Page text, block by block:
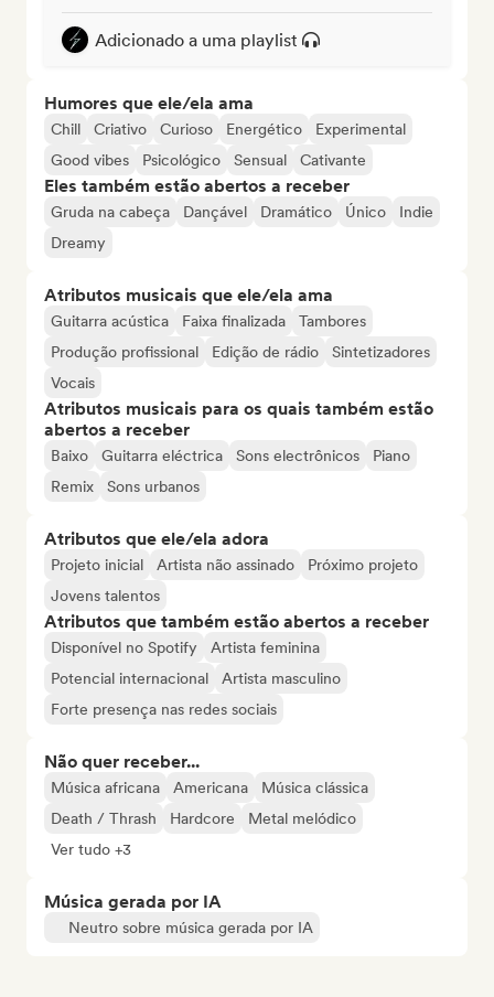
Adicionado a uma playlist
Humores que ele/ela ama
Chill Criativo Curioso Energético
Experimental
Good vibes
Psicológico Sensual Cativante
Eles também estão abertos a receber
Gruda na cabeça Dançável Dramático Único
Indie
Dreamy
Atributos musicais que ele/ela ama
Guitarra acústica Faixa finalizada
Tambores
Produção profissional
Edição de rádio
Sintetizadores
Vocais
Atributos musicais para os quais também estão
abertos a receber
Baixo Guitarra eléctrica Sons electrônicos
Piano
Remix
Sons urbanos
Atributos que ele/ela adora
Projeto inicial Artista não assinado
Próximo projeto
Jovens talentos
Atributos que também estão abertos a receber
Disponível no Spotify
Artista feminina
Potencial internacional
Artista masculino
Forte presença nas redes sociais
Não quer receber...
Música africana Americana
Música clássica
Death / Thrash
Hardcore
Metal melódico
Ver tudo +3
Música gerada por IA
Neutro sobre música gerada por IA